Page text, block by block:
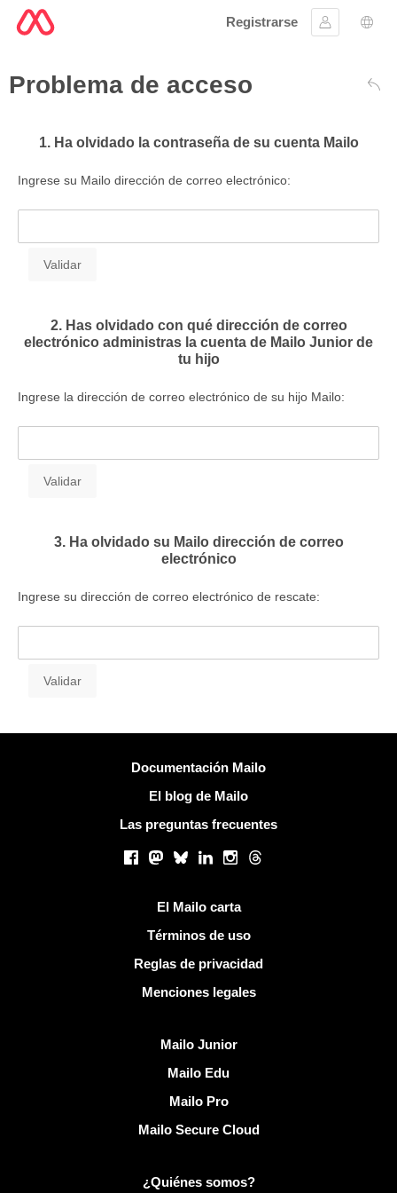
Registrarse
Ingresar
Problema de acceso
1. Ha olvidado la contraseña de su cuenta Mailo
Ingrese su Mailo dirección de correo electrónico:
2. Has olvidado con qué dirección de correo
electrónico administras la cuenta de Mailo Junior de
tu hijo
Ingrese la dirección de correo electrónico de su hijo Mailo:
3. Ha olvidado su Mailo dirección de correo
electrónico
Ingrese su dirección de correo electrónico de rescate:
Documentación Mailo
El blog de Mailo
Las preguntas frecuentes
Facebook
Mastodon
BlueskyLinkedInInstagram
Threads
El Mailo carta
Términos de uso
Reglas de privacidad
Menciones legales
Mailo Junior
Mailo Edu
Mailo Pro
Mailo Secure Cloud
Más información sobre Mailo
¿Quiénes somos?